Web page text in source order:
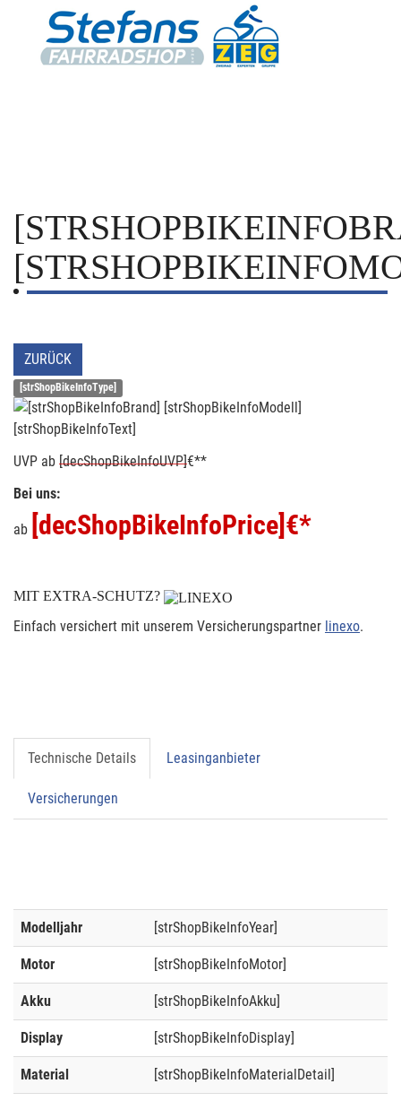
ZURÜCK
[strShopBikeInfoType]
[strShopBikeInfoText]
UVP ab [decShopBikeInfoUVP]€**
Bei uns:
ab [decShopBikeInfoPrice] €*
MIT EXTRA-SCHUTZ?
Einfach versichert mit unserem Versicherungspartner linexo.
Technische Details Leasinganbieter
Versicherungen
Modelljahr [strShopBikeInfoYear]
Motor [strShopBikeInfoMotor]
Akku [strShopBikeInfoAkku]
Display [strShopBikeInfoDisplay]
Material [strShopBikeInfoMaterialDetail]